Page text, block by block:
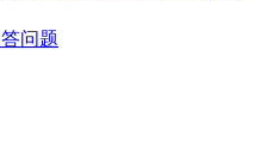
问题